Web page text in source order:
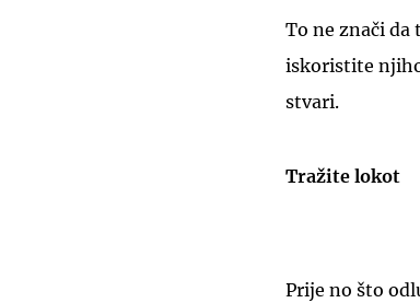
To ne znači da
iskoristite
stvari.
Tražite lokot
Prije no što